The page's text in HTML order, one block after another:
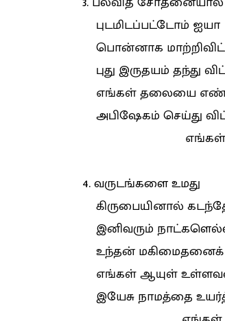
புடமிடப்பட்டோம் ஐயா
பொன்னாக
புது இருதயம் தந்து
எங்கள் தலையை
அபிஷேகம் செய்து
எங்கள்
4. வருடங்களை உமது
கிருபையினால்
இனிவரும்
உந்தன்
எங்கள் ஆயுள்
இயேசு நாமத்தை